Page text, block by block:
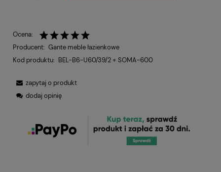
Ocena:
Producent: Gante meble łazienkowe
Kod produktu: BEL-B6-U60/39/2 + SOMA-600
zapytaj o produkt
dodaj opinię